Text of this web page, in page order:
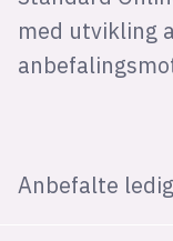
med utvikling
Anbefalte